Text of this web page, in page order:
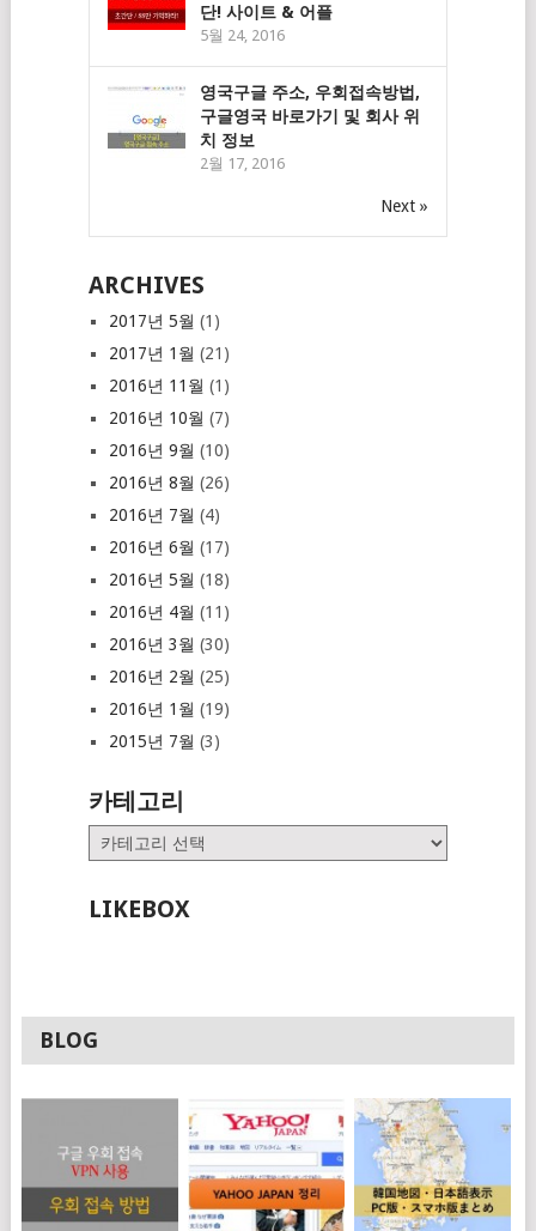
단! 사이트 & 어플
5월 24, 2016
영국구글 주소, 우회접속방법,
구글영국 바로가기 및 회사 위
치 정보
2월 17, 2016
Next »
ARCHIVES
2017년 5월 (1)
2017년 1월 (21)
2016년 11월 (1)
2016년 10월 (7)
2016년 9월 (10)
2016년 8월 (26)
2016년 7월 (4)
2016년 6월 (17)
2016년 5월 (18)
2016년 4월 (11)
2016년 3월 (30)
2016년 2월 (25)
2016년 1월 (19)
2015년 7월 (3)
카테고리
카
테
리
LIKEBOX
BLOG